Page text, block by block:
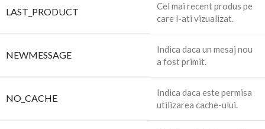
LAST_PRODUCT
Cel mai recent produs pe
care l-ati vizualizat.
NEWMESSAGE
Indica daca un mesaj nou
a fost primit.
NO_CACHE
Indica daca este permisa
utilizarea cache-ului.